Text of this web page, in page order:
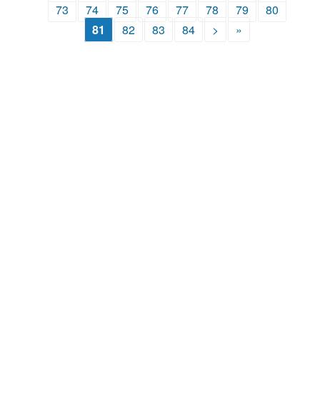
73
74 75 76 77 78 79
80
81
82 83 84 > »